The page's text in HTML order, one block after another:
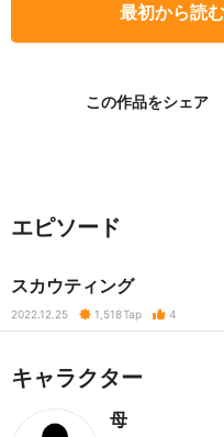
最初から読む
この作品をシェア
エピソード
スカウティング
2022.12.25 1,518Tap 4
キャラクター
母